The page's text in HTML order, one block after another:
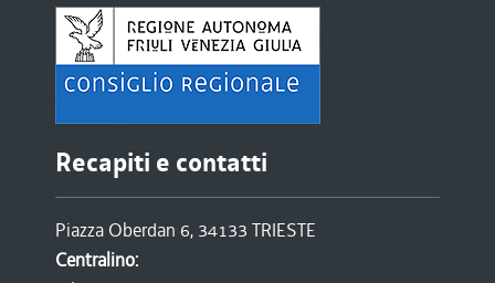
Recapiti e contatti
Piazza Oberdan 6, 34133 TRIESTE
Centralino: